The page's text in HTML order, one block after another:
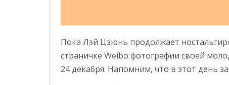
Пока Лэй Цзюнь продолжает
страничке Weibo фотографии своей
24 декабря. Напомним, что в этот день